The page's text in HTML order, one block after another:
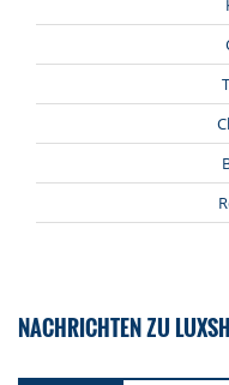
NACHRICHTEN ZU